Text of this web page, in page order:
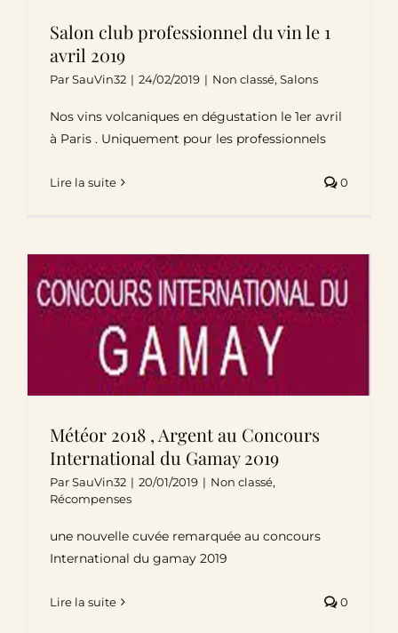
Salon club professionnel du vin le 1
avril 2019
ParSauVin32 | 24/02/2019 | Non classé, Salons
Nos vins volcaniques en dégustation le 1er avril
à Paris . Uniquement pour les professionnels
Lire la suite 0
Météor 2018 , Argent au Concours
International du Gamay 2019
ParSauVin32 | 20/01/2019 | Non classé,
Récompenses
une nouvelle cuvée remarquée au concours
International du gamay 2019
Lire la suite 0